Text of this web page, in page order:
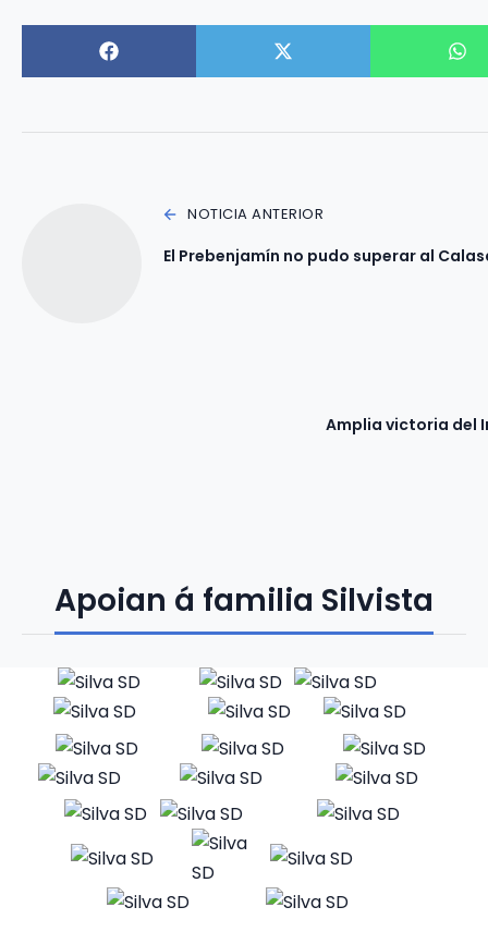
NOTICIA ANTERIOR
El Prebenjamín no pudo superar al
Amplia victoria del
Apoian á familia Silvista